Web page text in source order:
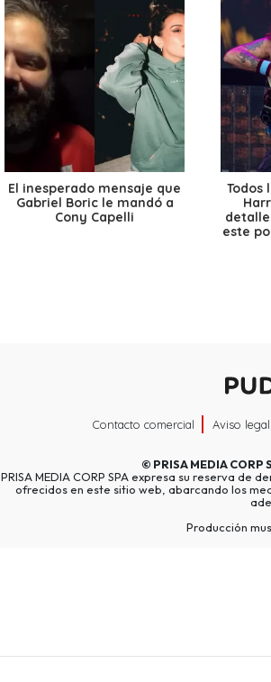
El inesperado mensaje que
Gabriel Boric le mandó a
Cony Capelli
Todos
este
Contacto comercial Aviso legal
© PRISA MEDIA CORP
PRISA MEDIA CORP SPA expresa su reserva de
ofrecidos en este sitio web, abarcando los
Producción